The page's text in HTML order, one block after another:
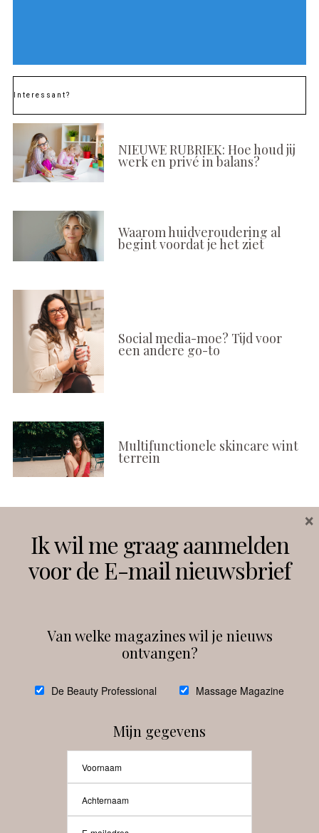
Interessant?
NIEUWE RUBRIEK: Hoe houd jij
werk en privé in balans?
Waarom huidveroudering al
begint voordat je het ziet
Social media-moe? Tijd voor
een andere go-to
Multifunctionele skincare wint
terrein
Instagram Facebook
debeautyprofessional
Ik wil me graag aanmelden
voor de E-mail nieuwsbrief
Van welke magazines wil je nieuws
ontvangen?
De Beauty Professional Massage Magazine
Mijn gegevens
×